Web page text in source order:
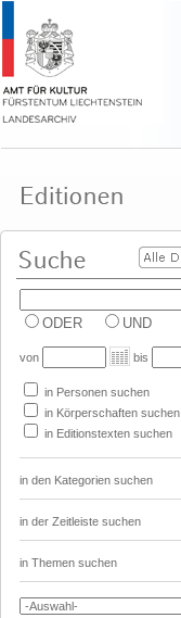
ODER UND
von bis
in Personen suchen
in Körperschaften suchen
in Editionstexten suchen
in den Kategorien suchen
in der Zeitleiste suchen
in Themen suchen